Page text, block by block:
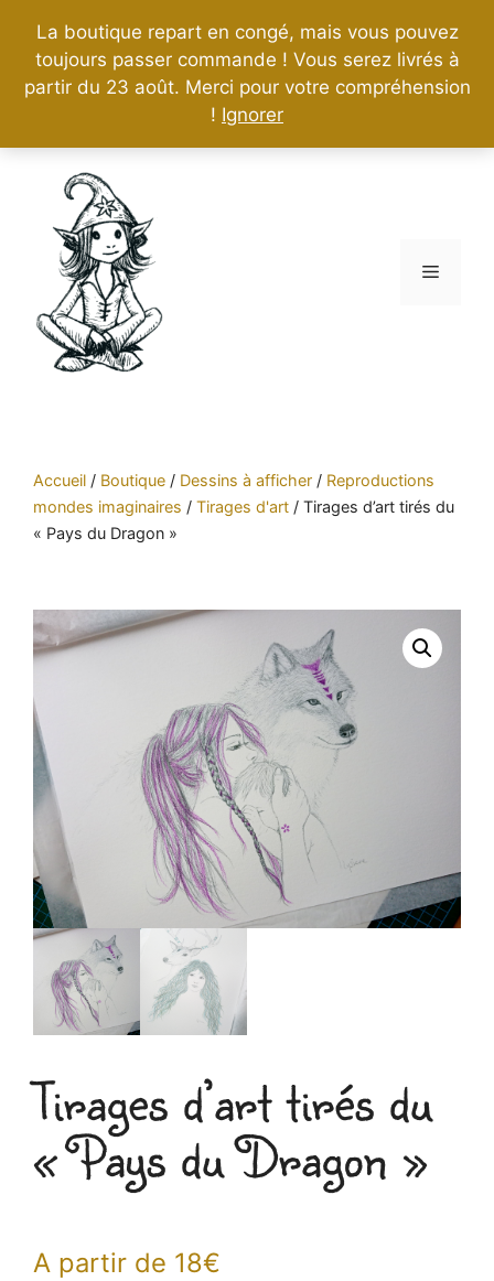
La boutique repart en congé, mais vous pouvez
toujours passer commande ! Vous serez livrés à
partir du 23 août. Merci pour votre compréhension
! Ignorer
Menu
Accueil / Boutique / Dessins à afficher / Reproductions
mondes imaginaires / Tirages d'art / Tirages d’art tirés du
« Pays du Dragon »
Tirages d’art tirés du
« Pays du Dragon »
A partir de 18€